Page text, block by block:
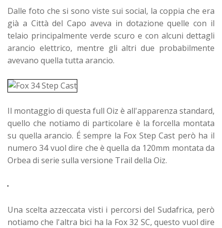
Dalle foto che si sono viste sui social, la coppia che era
già a Città del Capo aveva in dotazione quelle con il
telaio principalmente verde scuro e con alcuni dettagli
arancio elettrico, mentre gli altri due probabilmente
avevano quella tutta arancio.
Il montaggio di questa full Oiz è all'apparenza standard,
quello che notiamo di particolare è la forcella montata
su quella arancio. É sempre la Fox Step Cast però ha il
numero 34 vuol dire che è quella da 120mm montata da
Orbea di serie sulla versione Trail della Oiz.
Una scelta azzeccata visti i percorsi del Sudafrica, però
notiamo che l'altra bici ha la Fox 32 SC, questo vuol dire